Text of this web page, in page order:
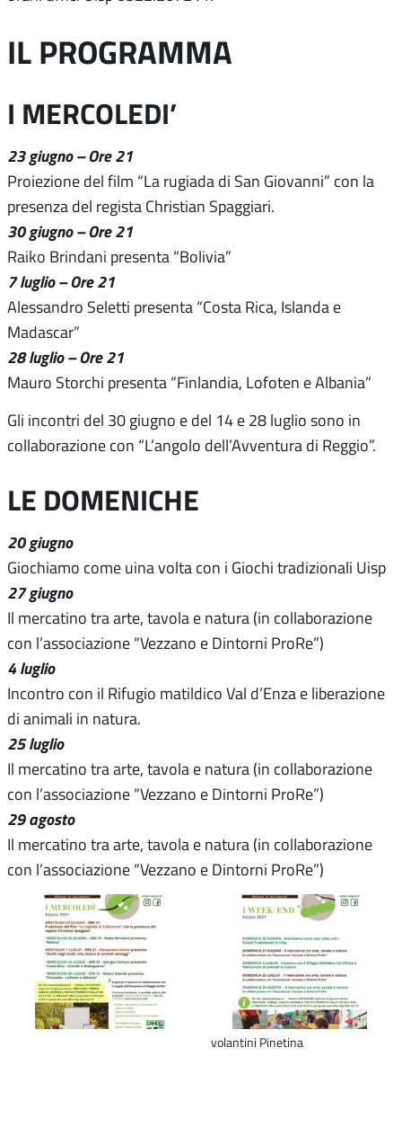
IL PROGRAMMA
I MERCOLEDI’
23 giugno – Ore 21
Proiezione del film “La rugiada di San Giovanni” con la
presenza del regista Christian Spaggiari.
30 giugno – Ore 21
Raiko Brindani presenta “Bolivia”
7 luglio – Ore 21
Alessandro Seletti presenta “Costa Rica, Islanda e
Madascar”
28 luglio – Ore 21
Mauro Storchi presenta “Finlandia, Lofoten e Albania”
Gli incontri del 30 giugno e del 14 e 28 luglio sono in
collaborazione con “L’angolo dell’Avventura di Reggio”.
LE DOMENICHE
20 giugno
Giochiamo come uina volta con i Giochi tradizionali Uisp
27 giugno
Il mercatino tra arte, tavola e natura (in collaborazione
con l’associazione “Vezzano e Dintorni ProRe”)
4 luglio
Incontro con il Rifugio matildico Val d’Enza e liberazione
di animali in natura.
25 luglio
Il mercatino tra arte, tavola e natura (in collaborazione
con l’associazione “Vezzano e Dintorni ProRe”)
29 agosto
Il mercatino tra arte, tavola e natura (in collaborazione
con l’associazione “Vezzano e Dintorni ProRe”)
volantini Pinetina